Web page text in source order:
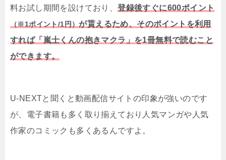
料お試し期間を設けており、登録後すぐに600ポイント
（※1ポイント/1円） が貰えるため、そのポイントを利用
すれば「嵐士くんの抱きマクラ」を1冊無料で読むこと
ができます。
U-NEXTと聞くと動画配信サイトの印象が強いのです
が、電子書籍も多く取り揃えており人気マンガや人気
作家のコミックも多くあるんですよ。